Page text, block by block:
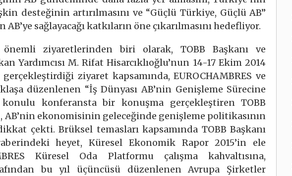
desteğinin artırılmasını ve “Güçlü Türkiye, Güçlü AB”
sağlayacağı katkıların öne çıkarılmasını hedefliyor.
ziyaretlerinden biri olarak, TOBB Başkanı ve
Yardımcısı M. Rifat Hisarcıklıoğlu’nun 14-17 Ekim 2014
ziyaret kapsamında, EUROCHAMBRES ve
düzenlenen “İş Dünyası AB’nin Genişleme Sürecine
konulu konferansta bir konuşma gerçekleştiren TOBB
AB’nin ekonomisinin geleceğinde genişleme politikasının
çekti. Brüksel temasları kapsamında TOBB Başkanı
heyet, Küresel Ekonomik Rapor 2015’in ele
Küresel Oda Platformu çalışma kahvaltısına,
bu yıl üçüncüsü düzenlenen Avrupa Şirketler